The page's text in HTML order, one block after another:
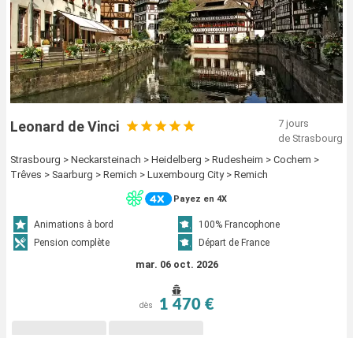
Leonard de Vinci
7 jours
de Strasbourg
Strasbourg > Neckarsteinach > Heidelberg > Rudesheim > Cochem >
Trêves > Saarburg > Remich > Luxembourg City > Remich
Payez en 4X
Animations à bord
100% Francophone
Pension complète
Départ de France
mar. 06 oct. 2026
dès 1 470 €